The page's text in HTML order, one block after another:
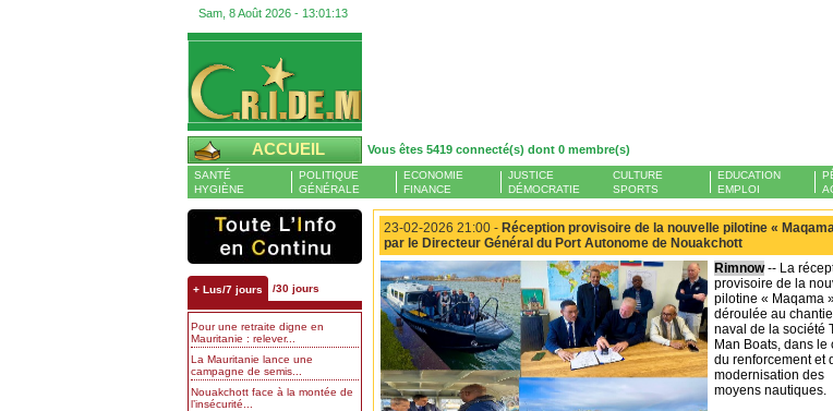
Sam, 8 Août 2026 - 13:01:14
ACCUEIL Vous êtes 5419 connecté(s) dont 0 membre(s)
SANTÉ
HYGIÈNE
POLITIQUE
GÉNÉRALE
ECONOMIE
FINANCE
JUSTICE
DÉMOCRATIE
CULTURE
SPORTS
EDUCATION
EMPLOI
+ Lus/7 jours /30 jours
Pour une retraite digne en
Mauritanie : relever...
La Mauritanie lance une
campagne de semis...
Nouakchott face à la montée de
l’insécurité...
23-02-2026 21:00 - Réception provisoire de la nouvelle pilotine «
par le Directeur Général du Port Autonome de Nouakchott
Rimnow-- La
provisoire de la
pilotine « Maqama
déroulée au
naval de la société
Man Boats, dans le
du renforcement et
modernisation des
moyens nautiques.